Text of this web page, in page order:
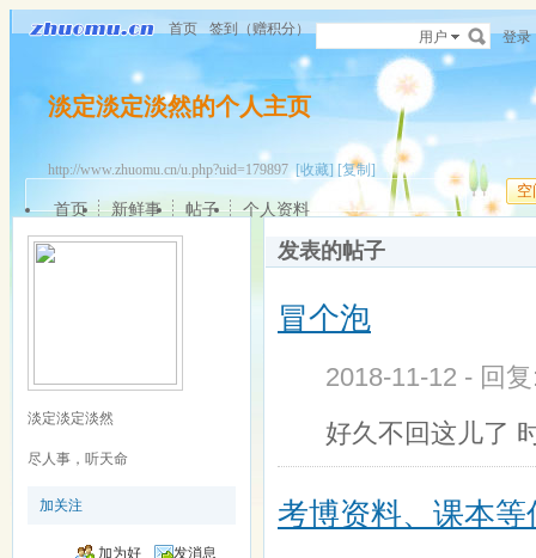
首页 签到（赠积分） 用户 登录
淡定淡定淡然的个人主页
http://www.zhuomu.cn/u.php?uid=179897[收藏] [复制]
空
首页 新鲜事 帖子 个人资料
淡定淡定淡然
尽人事，听天命
加关注
加为好
发消息
发表的帖子
冒个泡
2018-11-12 - 回
好久不回这儿了
考博资料、课本等